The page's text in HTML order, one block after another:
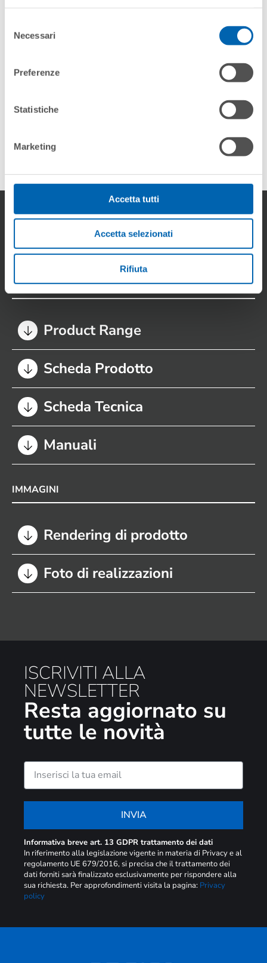
delNecessari
Preferenze
Statistiche
Marketing
Accetta tutti
Accetta selezionati
Rifiuta
Download
DOCUMENTI
Product Range
Scheda Prodotto
Scheda Tecnica
Manuali
IMMAGINI
Rendering di prodotto
Foto di realizzazioni
ISCRIVITI ALLA
NEWSLETTER
Resta aggiornato su
tutte le novità
INVIA
Informativa breve art. 13 GDPR trattamento dei dati
In riferimento alla legislazione vigente in materia di Privacy e al
regolamento UE 679/2016, si precisa che il trattamento dei
dati forniti sarà finalizzato esclusivamente per rispondere alla
sua richiesta. Per approfondimenti visita la pagina: Privacy
policy